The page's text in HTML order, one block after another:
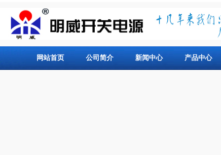
网站首页 公司简介 新闻中心 产品中心